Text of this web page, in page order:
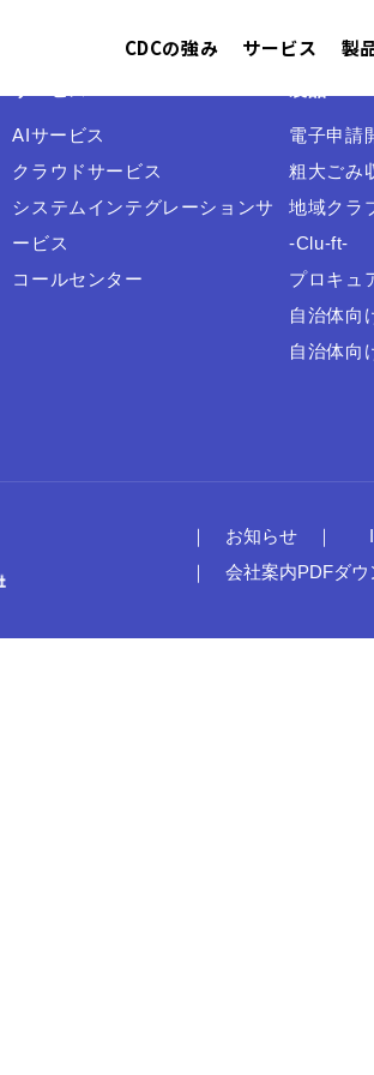
CDCの強み サービス 製
AIサービス
クラウドサービス
システムインテグレーションサ
ービス
コールセンター
電子申請
粗大ごみ
地域クラ
-Clu-ft-
プロキュ
自治体向
自治体向
お知らせ
会社案内PDFダウ